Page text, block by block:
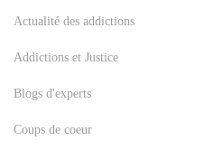
Actualité des addictions
Addictions et Justice
Blogs d'experts
Coups de coeur